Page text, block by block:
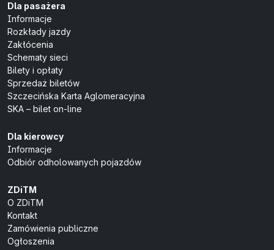
Dla pasażera
Informacje
Rozkłady jazdy
Zakłócenia
Schematy sieci
Bilety i opłaty
Sprzedaż biletów
Szczecińska Karta Aglomeracyjna
SKA – bilet on-line
Dla kierowcy
Informacje
Odbiór odholowanych pojazdów
ZDiTM
O ZDiTM
Kontakt
Zamówienia publiczne
Ogłoszenia